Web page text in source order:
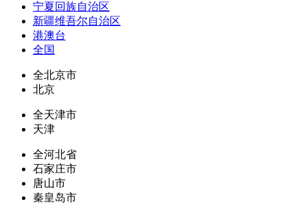
宁夏回族自治区
新疆维吾尔自治区
港澳台
全国
全北京市
北京
全天津市
天津
全河北省
石家庄市
唐山市
秦皇岛市